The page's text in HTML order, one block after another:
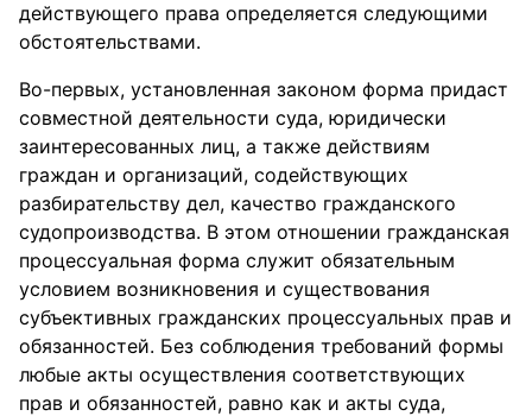
действующего права определяется следующими
обстоятельствами.
Во-первых, установленная законом форма придаст
совместной деятельности суда, юридически
заинтересованных лиц, а также действиям
граждан и организаций, содействующих
разбирательству дел, качество гражданского
судопроизводства. В этом отношении гражданская
процессуальная форма служит обязательным
условием возникновения и существования
субъективных гражданских процессуальных прав и
обязанностей. Без соблюдения требований формы
любые акты осуществления соответствующих
прав и обязанностей, равно как и акты суда,